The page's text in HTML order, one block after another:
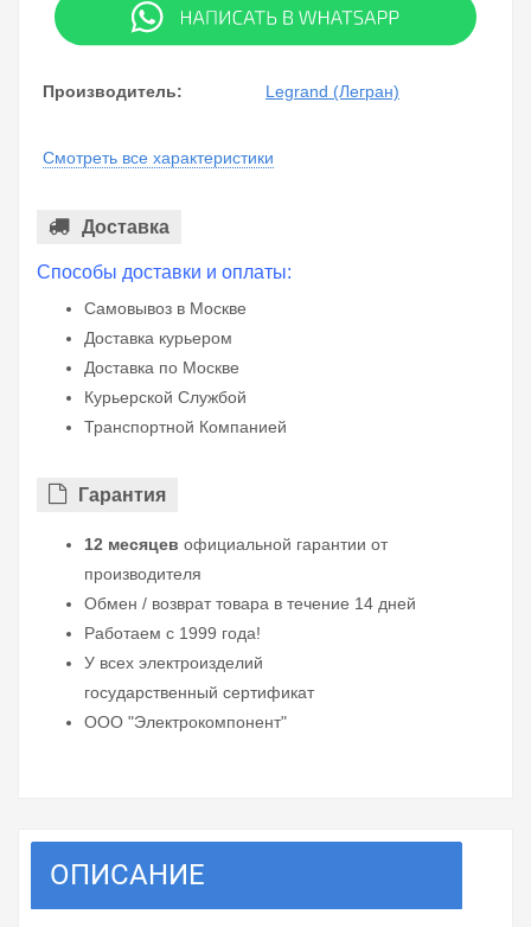
Производитель: Legrand (Легран)
Смотреть все характеристики
Доставка
Способы доставки и оплаты:
Самовывоз в Москве
Доставка курьером
Доставка по Москве
Курьерской Службой
Транспортной Компанией
Гарантия
12 месяцев официальной гарантии от
производителя
Обмен / возврат товара в течение 14 дней
Работаем с 1999 года!
У всех электроизделий
государственный сертификат
ООО "Электрокомпонент"
ОПИСАНИЕ